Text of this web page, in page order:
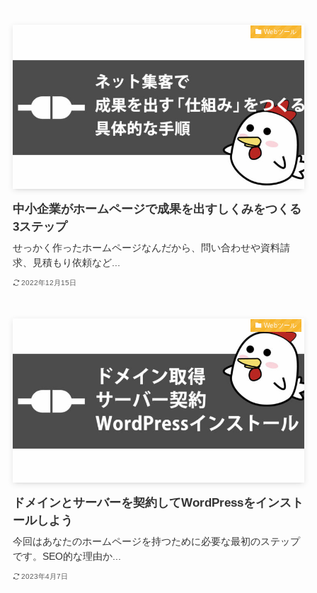
Webツール
中小企業がホームページで成果を出すしくみをつくる
3ステップ
せっかく作ったホームページなんだから、問い合わせや資料請
求、見積もり依頼など...
2022年12月15日
Webツール
ドメインとサーバーを契約してWordPressをインスト
ールしよう
今回はあなたのホームページを持つために必要な最初のステップ
です。SEO的な理由か...
2023年4月7日